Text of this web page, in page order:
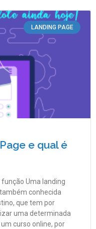
LANDING PAGE
e qual é
função Uma landing
conhecida
que tem por
uma determinada
curso online, por